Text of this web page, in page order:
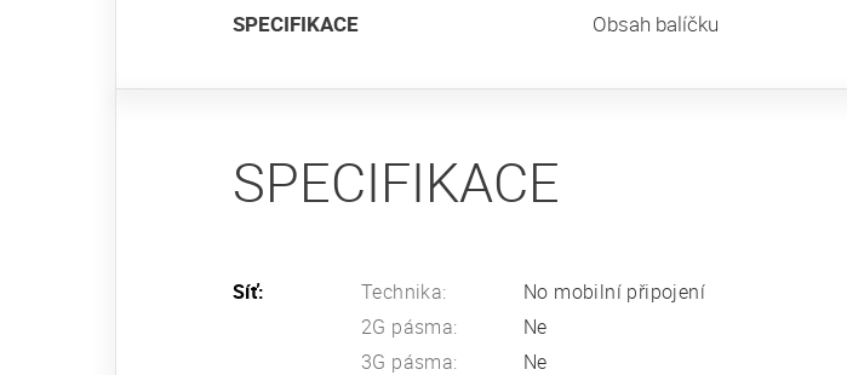
SPECIFIKACE Obsah balíčku
SPECIFIKACE
Síť: Technika:
No mobilní připojení
2G pásma:
Ne
3G pásma:
Ne